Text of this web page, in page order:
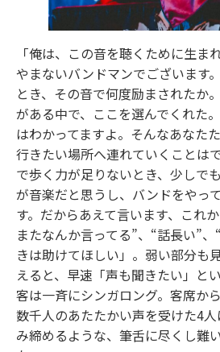
「俺は、この音を聴くために生ま
やまないバンドマンでございます
とき、その音で何度励まされたか
がある中で、ここを選んでくれた
はわかってますよ。そんなあなた
行きたい場所へ連れていくことは
で歩く力が足りないとき、少しで
が音楽だと思うし、バンドをやっ
す。だからあえて言います、これ
またなんか言ってる”、“話長い”
きは助けてほしい」。弱い部分も
えると、早速「声も聞きたい」と
客は一斉にシンガロング。客席か
数千人のあたたかい声を受けた4
み締めるような、筆舌に尽くし難